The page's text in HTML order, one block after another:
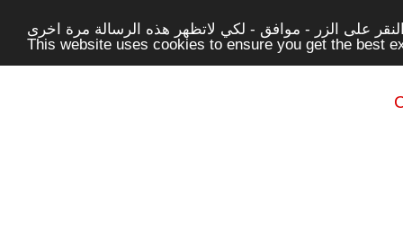
على الزر - موافق - لكي لاتظهر هذه الرسالة مرة اخرى -
This website uses cookies to ensure you get the best